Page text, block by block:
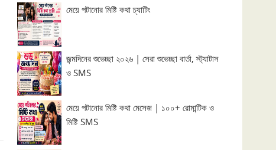
মেয়ে পটানোর মিষ্টি কথা চ্যাটিং
জন্মদিনের শুভেচ্ছা ২০২৬ | সেরা শুভেচ্ছা বার্তা, স্ট্যাটাস
ও SMS
মেয়ে পটানোর মিষ্টি কথা মেসেজ | ১০০+ রোমান্টিক ও
মিষ্টি SMS